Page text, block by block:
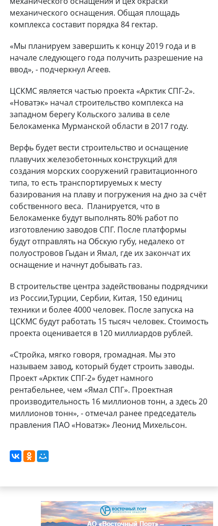
механического оснащения. Общая площадь
комплекса составит порядка 84 гектар.
«Мы планируем завершить к концу 2019 года и в
начале следующего года получить разрешение на
ввод», - подчеркнул Агеев.
ЦСКМС является частью проекта «Арктик СПГ-2».
«Новатэк» начал строительство комплекса на
западном берегу Кольского залива в селе
Белокаменка Мурманской области в 2017 году.
Верфь будет вести строительство и оснащение
плавучих железобетонных конструкций для
создания морских сооружений гравитационного
типа, то есть транспортируемых к месту
базирования на плаву и погружения на дно за счёт
собственного веса. Планируется, что в
Белокаменке будут выполнять 80% работ по
изготовлению заводов СПГ. После платформы
будут отправлять на Обскую губу, недалеко от
полуостровов Гыдан и Ямал, где их закончат их
оснащение и начнут добывать газ.
В строительстве центра задействованы подрядчики
из России,Турции, Сербии, Китая, 150 единиц
техники и более 4000 человек. После запуска на
ЦСКМС будут работать 15 тысяч человек. Стоимость
проекта оценивается в 120 миллиардов рублей.
«Стройка, мягко говоря, громадная. Мы это
называем завод, который будет строить заводы.
Проект «Арктик СПГ-2» будет намного
рентабельнее, чем «Ямал СПГ». Проектная
производительность 16 миллионов тонн, а здесь 20
миллионов тонн», - отмечал ранее председатель
правления ПАО «Новатэк» Леонид Михельсон.